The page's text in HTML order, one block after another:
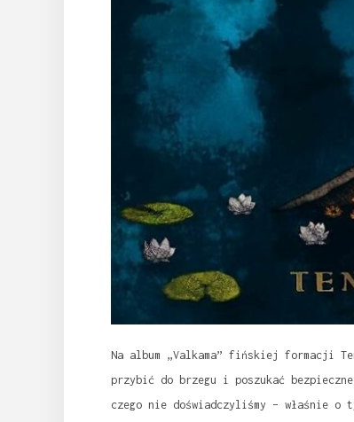
Na album „Valkama” fińskiej formacji
przybić do brzegu i poszukać
czego nie doświadczyliśmy – właśnie o